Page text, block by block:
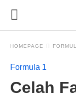
HOMEPAGE
Formula 1
Celah